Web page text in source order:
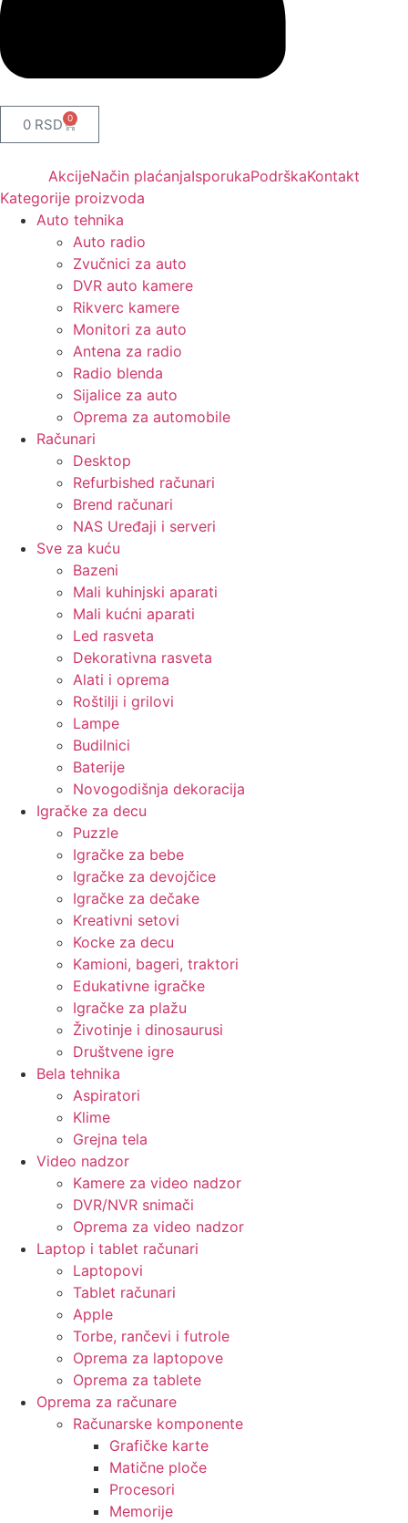
0 RSD 0
Kategorije proizvoda
Auto tehnika
Auto radio
Zvučnici za auto
DVR auto kamere
Rikverc kamere
Monitori za auto
Antena za radio
Radio blenda
Sijalice za auto
Oprema za automobile
Računari
Desktop
Refurbished računari
Brend računari
NAS Uređaji i serveri
Sve za kuću
Bazeni
Mali kuhinjski aparati
Mali kućni aparati
Led rasveta
Dekorativna rasveta
Alati i oprema
Roštilji i grilovi
Lampe
Budilnici
Baterije
Novogodišnja dekoracija
Igračke za decu
Puzzle
Igračke za bebe
Igračke za devojčice
Igračke za dečake
Kreativni setovi
Kocke za decu
Kamioni, bageri, traktori
Edukativne igračke
Igračke za plažu
Životinje i dinosaurusi
Društvene igre
Bela tehnika
Aspiratori
Klime
Grejna tela
Video nadzor
Kamere za video nadzor
DVR/NVR snimači
Oprema za video nadzor
Laptop i tablet računari
Laptopovi
Tablet računari
Apple
Torbe, rančevi i futrole
Oprema za laptopove
Oprema za tablete
Oprema za računare
Računarske komponente
Grafičke karte
Matične ploče
Procesori
Memorije
AkcijeNačin plaćanjaIsporukaPodrškaKontakt